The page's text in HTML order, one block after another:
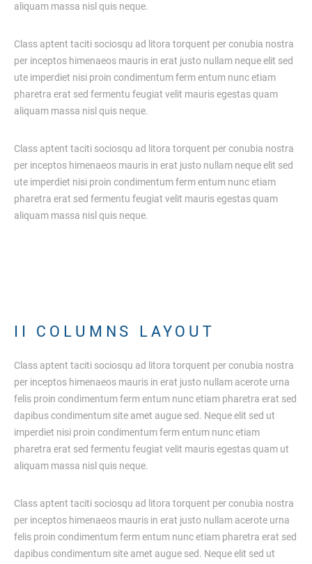
aliquam massa nisl quis neque.
Class aptent taciti sociosqu ad litora torquent per conubia nostra
per inceptos himenaeos mauris in erat justo nullam neque elit sed
ute imperdiet nisi proin condimentum ferm entum nunc etiam
pharetra erat sed fermentu feugiat velit mauris egestas quam
aliquam massa nisl quis neque.
Class aptent taciti sociosqu ad litora torquent per conubia nostra
per inceptos himenaeos mauris in erat justo nullam neque elit sed
ute imperdiet nisi proin condimentum ferm entum nunc etiam
pharetra erat sed fermentu feugiat velit mauris egestas quam
aliquam massa nisl quis neque.
I I C O LU M NS LAYO UT
Class aptent taciti sociosqu ad litora torquent per conubia nostra
per inceptos himenaeos mauris in erat justo nullam acerote urna
felis proin condimentum ferm entum nunc etiam pharetra erat sed
dapibus condimentum site amet augue sed. Neque elit sed ut
imperdiet nisi proin condimentum ferm entum nunc etiam
pharetra erat sed fermentu feugiat velit mauris egestas quam ut
aliquam massa nisl quis neque.
Class aptent taciti sociosqu ad litora torquent per conubia nostra
per inceptos himenaeos mauris in erat justo nullam acerote urna
felis proin condimentum ferm entum nunc etiam pharetra erat sed
dapibus condimentum site amet augue sed. Neque elit sed ut